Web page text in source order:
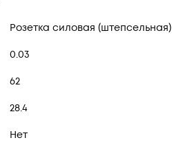
Розетка силовая (штепсельная)
0.03
62
28.4
Нет